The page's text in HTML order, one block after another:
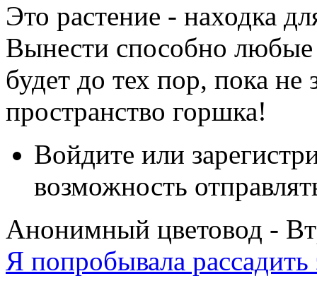
Это растение - находка
Вынести способно
будет до тех пор, пока не
пространство горшка!
Войдите или
возможность
Анонимный цветовод -
Я попробывала рассадить